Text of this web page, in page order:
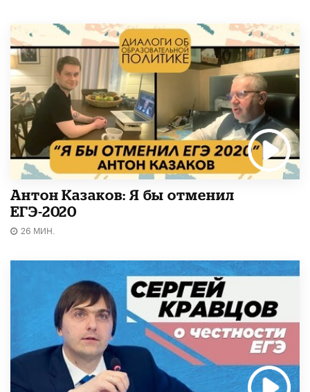
Антон Казаков: Я бы отменил
ЕГЭ-2020
26 МИН.